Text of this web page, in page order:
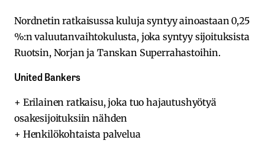
Nordnetin ratkaisussa kuluja syntyy ainoastaan 0,25
%:n valuutanvaihtokulusta, joka syntyy sijoituksista
Ruotsin, Norjan ja Tanskan Superrahastoihin.
United Bankers
+ Erilainen ratkaisu, joka tuo hajautushyötyä
osakesijoituksiin nähden
+ Henkilökohtaista palvelua